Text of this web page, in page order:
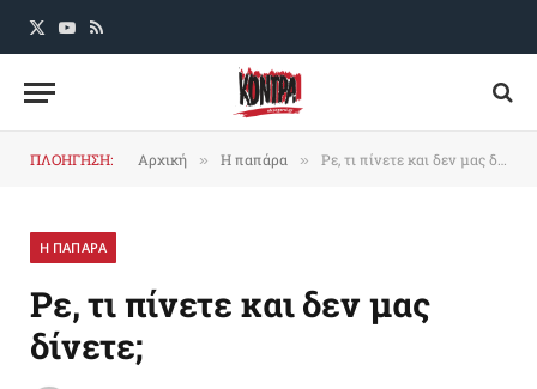
X
YouTube
RSS
ΠΛΟΗΓΗΣΗ: Αρχική » Η παπάρα » Ρε, τι πίνετε και δεν μας δίνετε;
Η ΠΑΠΑΡΑ
Ρε, τι πίνετε και δεν μας
δίνετε;